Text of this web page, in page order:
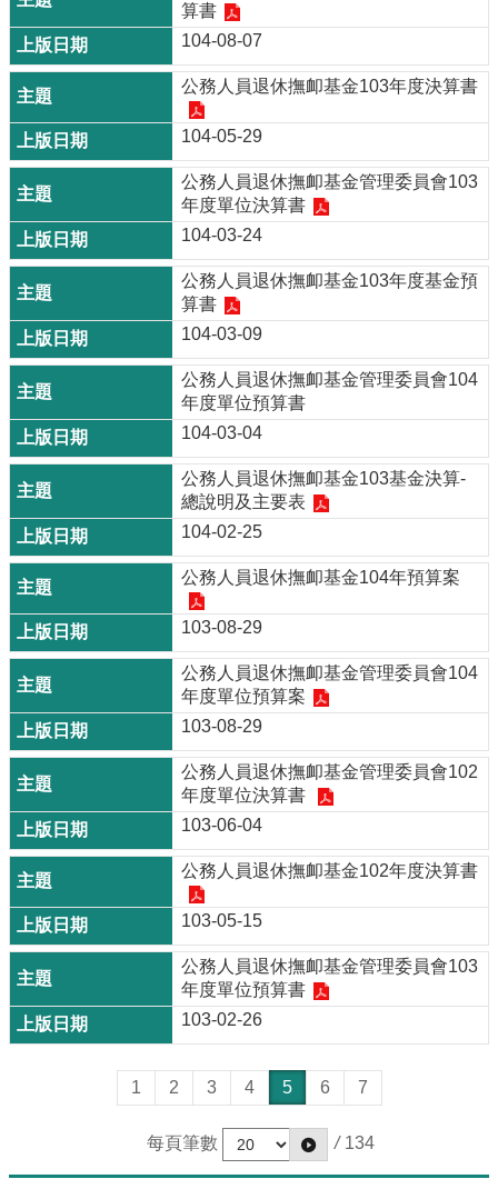
算書
104-08-07
公務人員退休撫卹基金103年度決算書
104-05-29
公務人員退休撫卹基金管理委員會103
年度單位決算書
104-03-24
公務人員退休撫卹基金103年度基金預
算書
104-03-09
公務人員退休撫卹基金管理委員會104
年度單位預算書
104-03-04
公務人員退休撫卹基金103基金決算-
總說明及主要表
104-02-25
公務人員退休撫卹基金104年預算案
103-08-29
公務人員退休撫卹基金管理委員會104
年度單位預算案
103-08-29
公務人員退休撫卹基金管理委員會102
年度單位決算書
103-06-04
公務人員退休撫卹基金102年度決算書
103-05-15
公務人員退休撫卹基金管理委員會103
年度單位預算書
103-02-26
1 2 3 4 5 6 7
每頁筆數 / 134